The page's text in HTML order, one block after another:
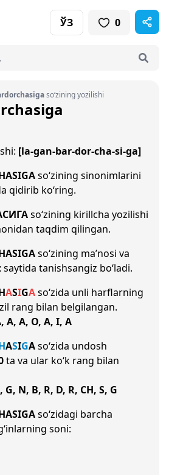
ЎЗ 0
so‘zining yozilishi
[la-gan-bar-dor-cha-si-ga]
so‘zining sinonimlarini
qidirib ko‘ring.
so‘zining kirillcha yozilishi
taqdim qilingan.
so‘zining ma’nosi va
saytida tanishsangiz bo‘ladi.
ASIGAso‘zida unli harflarning
rang bilan belgilangan.
A, A, O, A, I, A
ASIGAso‘zida undosh
ta va ular ko‘k rang bilan
G, N, B, R, D, R, CH, S, G
so‘zidagi barcha
soni: